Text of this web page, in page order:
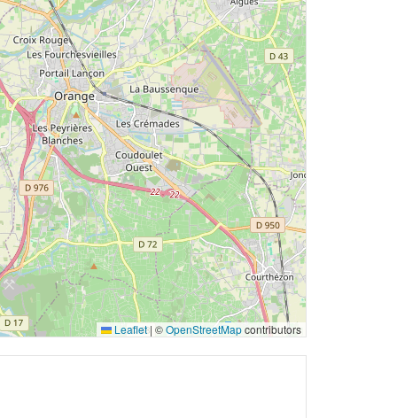
Leaflet | ©OpenStreetMapcontributors